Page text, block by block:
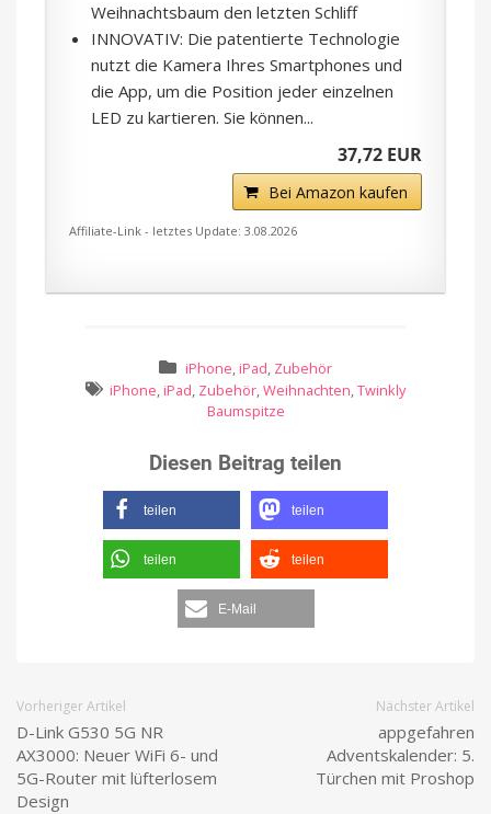
Weihnachtsbaum den letzten Schliff
INNOVATIV: Die patentierte Technologie
nutzt die Kamera Ihres Smartphones und
die App, um die Position jeder einzelnen
LED zu kartieren. Sie können...
37,72 EUR
Bei Amazon kaufen
Affiliate-Link - letztes Update: 3.08.2026
iPhone, iPad, Zubehör
iPhone, iPad, Zubehör,Weihnachten,Twinkly
Baumspitze
Diesen Beitrag teilen
teilen teilen
teilen teilen
E-Mail
Vorheriger Artikel
D-Link G530 5G NR
AX3000: Neuer WiFi 6- und
5G-Router mit lüfterlosem
Design
Nächster Artikel
appgefahren
Adventskalender: 5.
Türchen mit Proshop